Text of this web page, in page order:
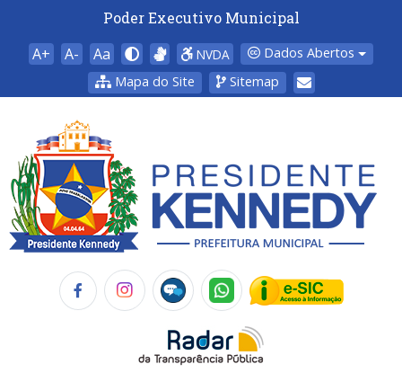
Poder Executivo Municipal
A+ A- Aa NVDA
Dados Abertos
Mapa do Site
Sitemap